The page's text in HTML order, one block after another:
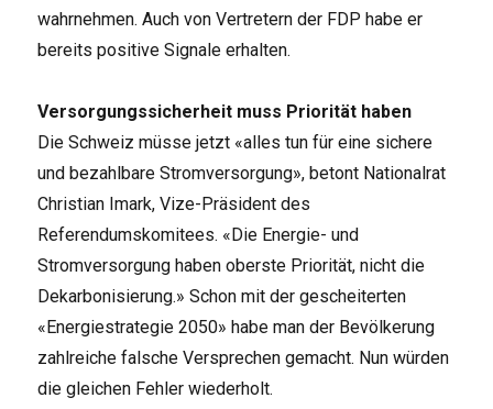
wahrnehmen. Auch von Vertretern der FDP habe er
bereits positive Signale erhalten.
Versorgungssicherheit muss Priorität haben
Die Schweiz müsse jetzt «alles tun für eine sichere
und bezahlbare Stromversorgung», betont Nationalrat
Christian Imark, Vize-Präsident des
Referendumskomitees. «Die Energie- und
Stromversorgung haben oberste Priorität, nicht die
Dekarbonisierung.» Schon mit der gescheiterten
«Energiestrategie 2050» habe man der Bevölkerung
zahlreiche falsche Versprechen gemacht. Nun würden
die gleichen Fehler wiederholt.